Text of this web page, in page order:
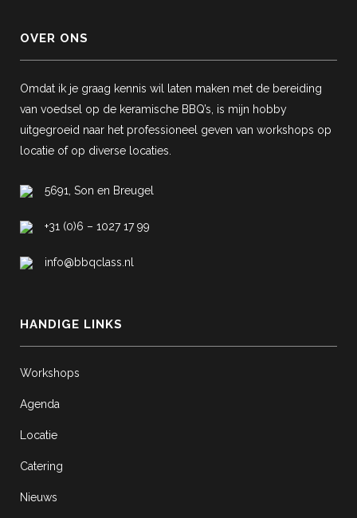
OVER ONS
Omdat ik je graag kennis wil laten maken met de bereiding
van voedsel op de keramische BBQ’s, is mijn hobby
uitgegroeid naar het professioneel geven van workshops op
locatie of op diverse locaties.
5691, Son en Breugel
+31 (0)6 – 1027 17 99
info@bbqclass.nl
HANDIGE LINKS
Workshops
Agenda
Locatie
Catering
Nieuws